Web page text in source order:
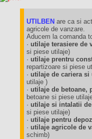
UTILBEN are ca si
agricole de vanzare.
Aducem la comanda
· utilaje terasiere de
si piese utilaje)
· utilaje prentru
repartizoare si piese
· utilaje de cariera si
utilaje )
· utilaje de betoane,
betoane si piese
· utilaje si intalatii
si piese utilaje)
· utilaje pentru
· utilaje agricole de
schimb)